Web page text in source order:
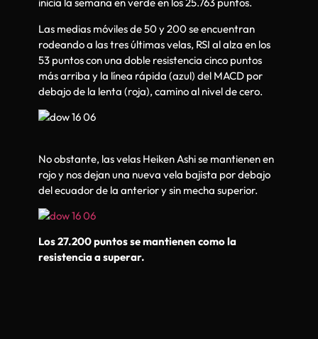
inicia la semana en verde en los 25.763 puntos.
Las medias móviles de 50 y 200 se encuentran
rodeando a las tres últimas velas, RSI al alza en los
53 puntos con una doble resistencia cinco puntos
más arriba y la línea rápida (azul) del MACD por
debajo de la lenta (roja), camino al nivel de cero.
No obstante, las velas Heiken Ashi se mantienen en
rojo y nos dejan una nueva vela bajista por debajo
del ecuador de la anterior y sin mecha superior.
Los 27.200 puntos se mantienen como la
resistencia a superar.